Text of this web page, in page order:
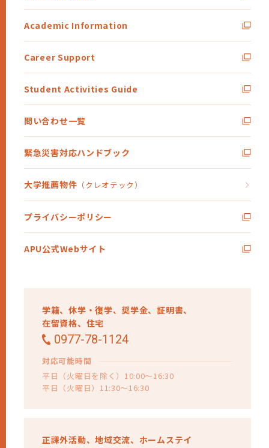
学籍、休学・復学、 奨学金、証明書、
在留資格、 住宅
0977-78-1124
対応可能時間
平日（火曜日を除く）10:00～16:30
平日（火曜日）11:30～16:30
正課外活動、地域交流、 ホームステイ
Academic Information
Career Support
Student Activities Guide
問い合わせ一覧
緊急災害対応ハンドブック
大学推薦物件 （クレオテック）
プライバシーポリシー
APU公式Webサイト